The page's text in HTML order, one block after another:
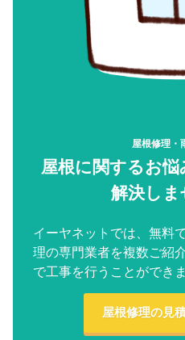
屋根修理・
屋根に関するお
解決しま
イーヤネットでは、無料
理の専門業者を複数ご紹
で工事を行うことができま
屋根修理の見